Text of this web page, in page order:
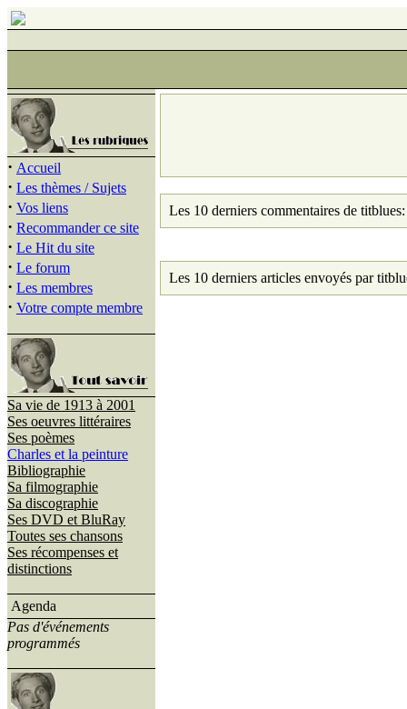
· Accueil
· Les thèmes / Sujets
· Vos liens
· Recommander ce site
· Le Hit du site
· Le forum
· Les membres
· Votre compte membre
Sa vie de 1913 à 2001
Ses oeuvres littéraires
Ses poèmes
Charles et la peinture
Bibliographie
Sa filmographie
Sa discographie
Ses DVD et BluRay
Toutes ses chansons
Ses récompenses et
distinctions
Agenda
Pas d'événements
programmés
Les 10 derniers commentaires de titblues:
Les 10 derniers articles envoyés par